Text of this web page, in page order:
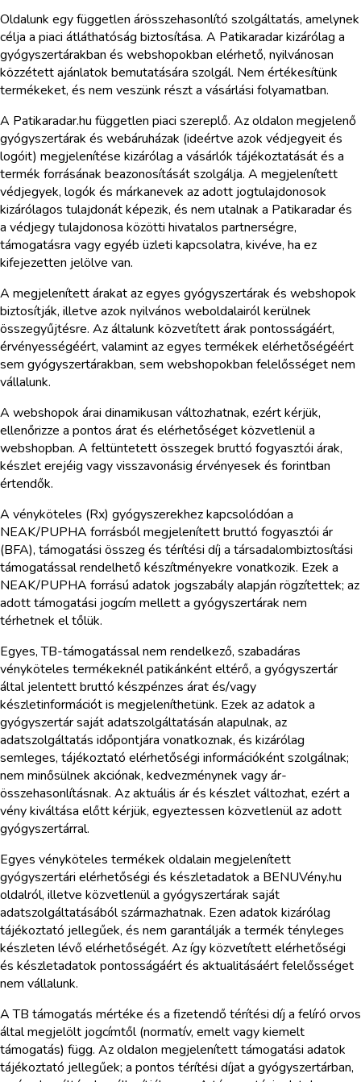
Oldalunk egy független árösszehasonlító szolgáltatás, amelynek
célja a piaci átláthatóság biztosítása. A Patikaradar kizárólag a
gyógyszertárakban és webshopokban elérhető, nyilvánosan
közzétett ajánlatok bemutatására szolgál. Nem értékesítünk
termékeket, és nem veszünk részt a vásárlási folyamatban.
A Patikaradar.hu független piaci szereplő. Az oldalon megjelenő
gyógyszertárak és webáruházak (ideértve azok védjegyeit és
logóit) megjelenítése kizárólag a vásárlók tájékoztatását és a
termék forrásának beazonosítását szolgálja. A megjelenített
védjegyek, logók és márkanevek az adott jogtulajdonosok
kizárólagos tulajdonát képezik, és nem utalnak a Patikaradar és
a védjegy tulajdonosa közötti hivatalos partnerségre,
támogatásra vagy egyéb üzleti kapcsolatra, kivéve, ha ez
kifejezetten jelölve van.
A megjelenített árakat az egyes gyógyszertárak és webshopok
biztosítják, illetve azok nyilvános weboldalairól kerülnek
összegyűjtésre. Az általunk közvetített árak pontosságáért,
érvényességéért, valamint az egyes termékek elérhetőségéért
sem gyógyszertárakban, sem webshopokban felelősséget nem
vállalunk.
A webshopok árai dinamikusan változhatnak, ezért kérjük,
ellenőrizze a pontos árat és elérhetőséget közvetlenül a
webshopban. A feltüntetett összegek bruttó fogyasztói árak,
készlet erejéig vagy visszavonásig érvényesek és forintban
értendők.
A vényköteles (Rx) gyógyszerekhez kapcsolódóan a
NEAK/PUPHA forrásból megjelenített bruttó fogyasztói ár
(BFA), támogatási összeg és térítési díj a társadalombiztosítási
támogatással rendelhető készítményekre vonatkozik. Ezek a
NEAK/PUPHA forrású adatok jogszabály alapján rögzítettek; az
adott támogatási jogcím mellett a gyógyszertárak nem
térhetnek el tőlük.
Egyes, TB-támogatással nem rendelkező, szabadáras
vényköteles termékeknél patikánként eltérő, a gyógyszertár
által jelentett bruttó készpénzes árat és/vagy
készletinformációt is megjeleníthetünk. Ezek az adatok a
gyógyszertár saját adatszolgáltatásán alapulnak, az
adatszolgáltatás időpontjára vonatkoznak, és kizárólag
semleges, tájékoztató elérhetőségi információként szolgálnak;
nem minősülnek akciónak, kedvezménynek vagy ár-
összehasonlításnak. Az aktuális ár és készlet változhat, ezért a
vény kiváltása előtt kérjük, egyeztessen közvetlenül az adott
gyógyszertárral.
Egyes vényköteles termékek oldalain megjelenített
gyógyszertári elérhetőségi és készletadatok a BENUVény.hu
oldalról, illetve közvetlenül a gyógyszertárak saját
adatszolgáltatásából származhatnak. Ezen adatok kizárólag
tájékoztató jellegűek, és nem garantálják a termék tényleges
készleten lévő elérhetőségét. Az így közvetített elérhetőségi
és készletadatok pontosságáért és aktualitásáért felelősséget
nem vállalunk.
A TB támogatás mértéke és a fizetendő térítési díj a felíró orvos
által megjelölt jogcímtől (normatív, emelt vagy kiemelt
támogatás) függ. Az oldalon megjelenített támogatási adatok
tájékoztató jellegűek; a pontos térítési díjat a gyógyszertárban,